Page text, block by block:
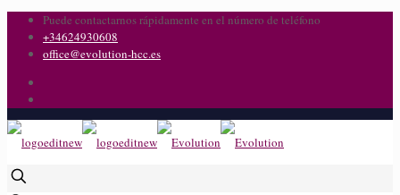
Puede contactarnos rápidamente en el número de teléfono
+34624930608
office@evolution-hcc.es